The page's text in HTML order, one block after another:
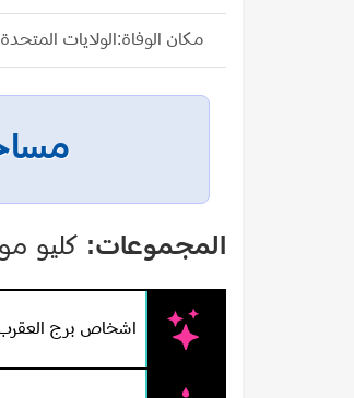
أفلام للجريمة الدرامية
من الدرجة الثانية، إلا أنه
قنبلة فى شباك التذاكر، إلا
وتزوجت عام
مكان الوفاة:الولايات المتحدة
المجموعات: كليو
اشخاص برج